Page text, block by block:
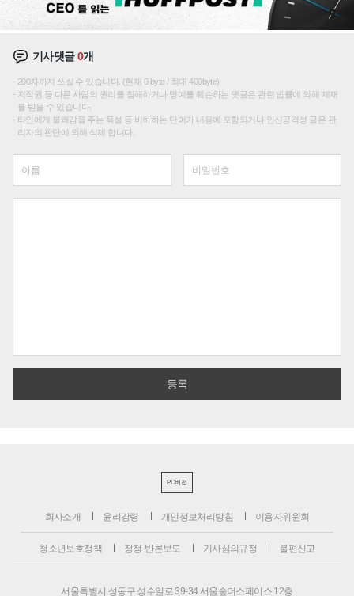
기사댓글0개
200자까지 쓰실 수 있습니다. (현재 0 byte / 최대 400byte)
저작권 등 다른 사람의 권리를 침해하거나 명예를 훼손하는 댓글은 관련 법률에 의해 제재
를 받을 수 있습니다.
타인에게 불쾌감을 주는 욕설 등 비하하는 단어가 내용에 포함되거나 인신공격성 글은 관
리자의 판단에 의해 삭제 합니다.
PC버전
회사소개 윤리강령 개인정보처리방침 이용자위원회
청소년보호정책 정정·반론보도 기사심의규정 불편신고
서울특별시 성동구 성수일로 39-34 서울숲더스페이스 12층